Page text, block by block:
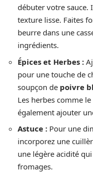
débuter votre sauce.
texture lisse. Faites
beurre dans une
ingrédients.
Épices et Herbes :
pour une touche de
soupçon de poivre
Les herbes comme le
également ajouter
Astuce : Pour une
incorporez une
une légère acidité
fromages.